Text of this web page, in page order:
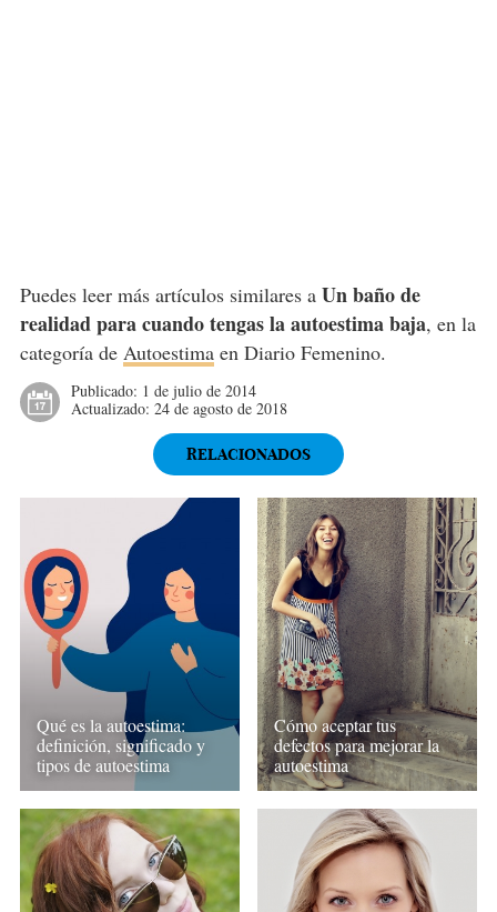
Puedes leer más artículos similares a Un baño de
realidad para cuando tengas la autoestima baja, en la
categoría de Autoestimaen Diario Femenino.
Publicado: 1 de julio de 2014
Actualizado: 24 de agosto de 2018
RELACIONADOS
Qué es la autoestima:
definición, significado y
tipos de autoestima
Cómo aceptar tus
defectos para mejorar la
autoestima